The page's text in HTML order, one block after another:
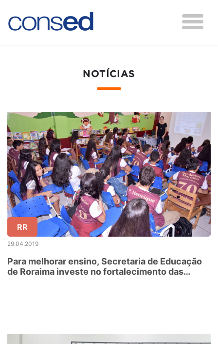
NOTÍCIAS
RR
29.04.2019
Para melhorar ensino, Secretaria de Educação
de Roraima investe no fortalecimento das